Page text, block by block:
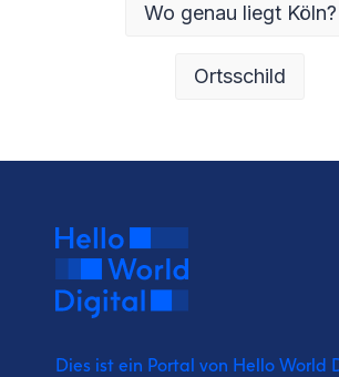
Wo genau liegt Köln?
Ortsschild
Dies ist ein Portal von Hello World